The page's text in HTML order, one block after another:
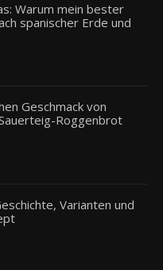
Warum mein bester
spanischer Erde und
Geschmack von
Roggenbrot
Varianten und